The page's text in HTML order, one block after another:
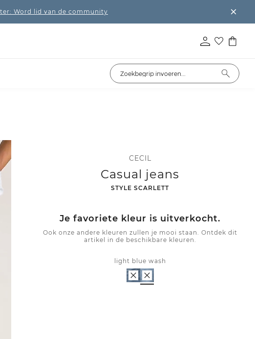
Word lid van de community
CECIL
Casual jeans
-
STYLE SCARLETT
Je favoriete kleur is uitverkocht.
Ook onze andere kleuren zullen je mooi staan. Ontdek dit
artikel in de beschikbare kleuren.
light blue wash